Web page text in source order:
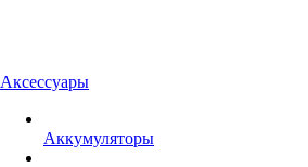
Аксессуары
Аккумуляторы